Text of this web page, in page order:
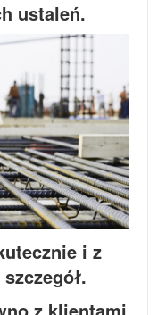
ustaleń.
i z